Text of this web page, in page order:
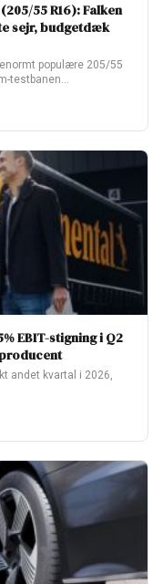
55 R16): Falken
sejr, budgetdæk
populære 205/55
testbanen…
EBIT-stigning i Q2
andet kvartal i 2026,